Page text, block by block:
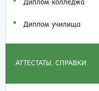
Диплом колледжа
Диплом училища
АТТЕСТАТЫ, СПРАВКИ